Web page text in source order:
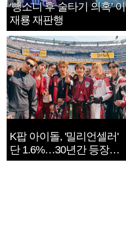
‘뺑소니 후 술타기 의혹’ 이
재룡 재판행
K팝 아이돌, '밀리언셀러'
단 1.6%…30년간 등장
1182개팀 전수조사